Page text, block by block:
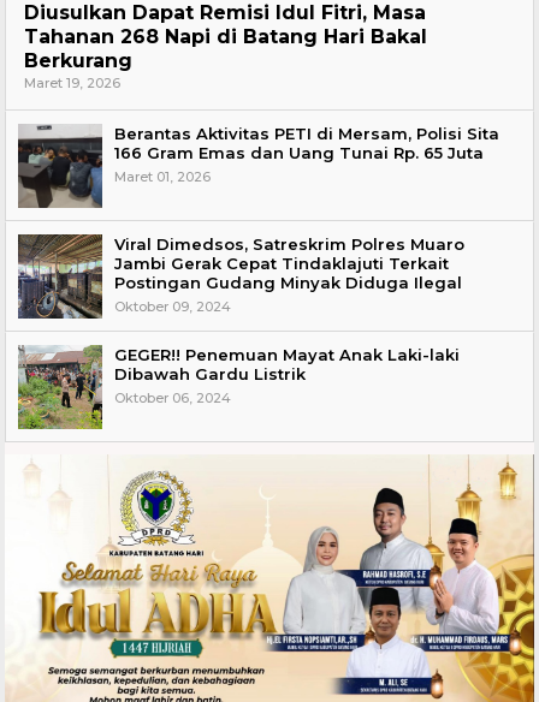
Diusulkan Dapat Remisi Idul Fitri, Masa
Tahanan 268 Napi di Batang Hari Bakal
Berkurang
Maret 19, 2026
Berantas Aktivitas PETI di Mersam, Polisi Sita
166 Gram Emas dan Uang Tunai Rp. 65 Juta
Maret 01, 2026
Viral Dimedsos, Satreskrim Polres Muaro
Jambi Gerak Cepat Tindaklajuti Terkait
Postingan Gudang Minyak Diduga Ilegal
Oktober 09, 2024
GEGER!! Penemuan Mayat Anak Laki-laki
Dibawah Gardu Listrik
Oktober 06, 2024